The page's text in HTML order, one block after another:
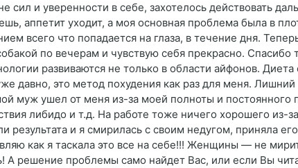
сил и уверенности в себе, захотелось действовать
аппетит уходит, а моя основная проблема была в
всего что попадается на глаза, в течение дня.
по вечерам и чувствую себя прекрасно. Спасибо
развиваются не только в области айфонов.
давно, это метод похудения как раз для меня.
муж ушел от меня из-за моей полноты и постоянного
либидо и т.д. На работе тоже ничего хорошего из-
результата и я смирилась с своим недугом, приняла
как я таскала это все на себе!!! Женщины — не
А решение проблемы само найдет Вас, или если Вы